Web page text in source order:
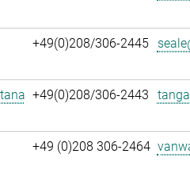
+49(0)208/306-2445
+49(0)208/306-2443
+49 (0)208 306-2464